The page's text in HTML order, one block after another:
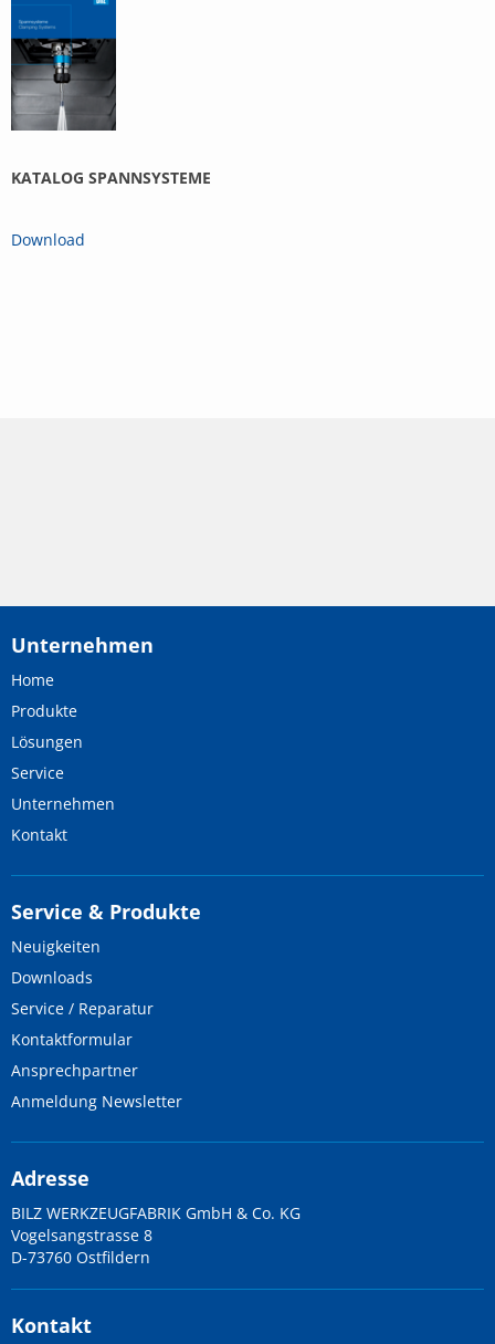
KATALOG SPANNSYSTEME
Download
Unternehmen
Home
Produkte
Lösungen
Service
Unternehmen
Kontakt
Service & Produkte
Neuigkeiten
Downloads
Service / Reparatur
Kontaktformular
Ansprechpartner
Anmeldung Newsletter
Adresse
BILZ WERKZEUGFABRIK GmbH & Co. KG
Vogelsangstrasse 8
D-73760 Ostfildern
Kontakt